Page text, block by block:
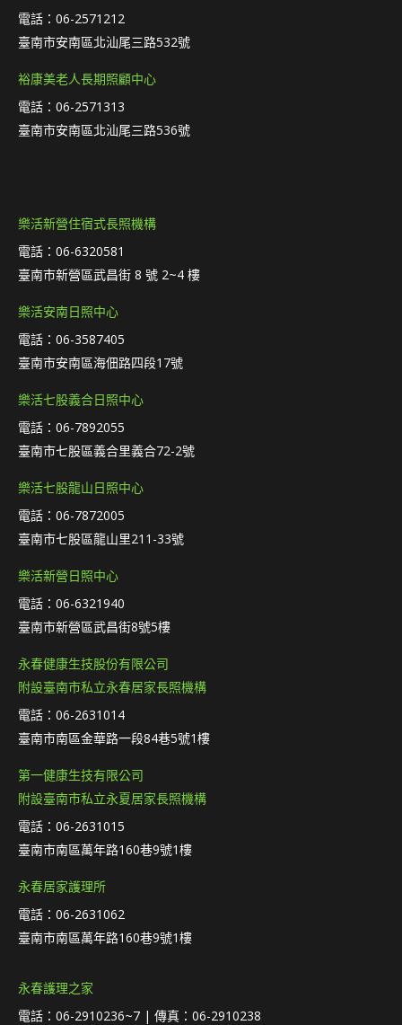
電話：06-2571212
臺南市安南區北汕尾三路532號
裕康美老人長期照顧中心
電話：06-2571313
臺南市安南區北汕尾三路536號
樂活新營住宿式長照機構
電話：06-6320581
臺南市新營區武昌街 8 號 2~4 樓
樂活安南日照中心
電話：06-3587405
臺南市安南區海佃路四段17號
樂活七股義合日照中心
電話：06-7892055
臺南市七股區義合里義合72-2號
樂活七股龍山日照中心
電話：06-7872005
臺南市七股區龍山里211-33號
樂活新營日照中心
電話：06-6321940
臺南市新營區武昌街8號5樓
永春健康生技股份有限公司
附設臺南市私立永春居家長照機構
電話：06-2631014
臺南市南區金華路一段84巷5號1樓
第一健康生技有限公司
附設臺南市私立永夏居家長照機構
電話：06-2631015
臺南市南區萬年路160巷9號1樓
永春居家護理所
電話：06-2631062
臺南市南區萬年路160巷9號1樓
永春護理之家
電話：06-2910236~7 | 傳真：06-2910238